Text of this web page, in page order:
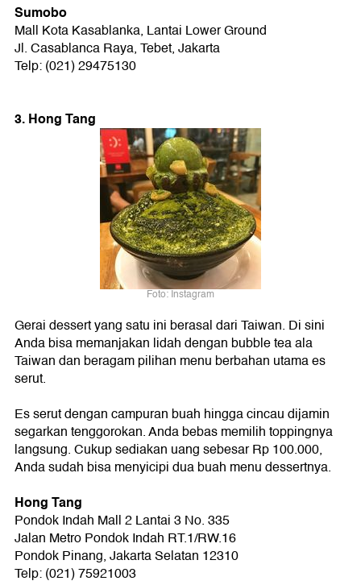
Sumobo
Mall Kota Kasablanka, Lantai Lower Ground
Jl. Casablanca Raya, Tebet, Jakarta
Telp: (021) 29475130
3. Hong Tang
Foto: Instagram
Gerai dessert yang satu ini berasal dari Taiwan. Di sini
Anda bisa memanjakan lidah dengan bubble tea ala
Taiwan dan beragam pilihan menu berbahan utama es
serut.
Es serut dengan campuran buah hingga cincau dijamin
segarkan tenggorokan. Anda bebas memilih toppingnya
langsung. Cukup sediakan uang sebesar Rp 100.000,
Anda sudah bisa menyicipi dua buah menu dessertnya.
Hong Tang
Pondok Indah Mall 2 Lantai 3 No. 335
Jalan Metro Pondok Indah RT.1/RW.16
Pondok Pinang, Jakarta Selatan 12310
Telp: (021) 75921003